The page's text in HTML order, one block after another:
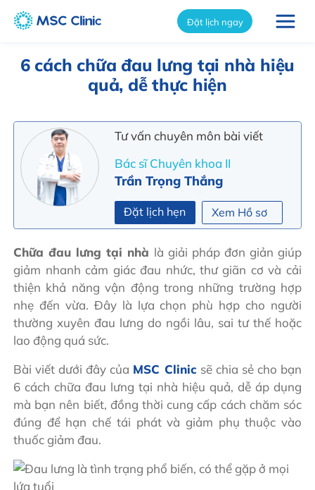
Đặt lịch ngay
6 cách chữa đau lưng tại nhà hiệu
quả, dễ thực hiện
Tư vấn chuyên môn bài viết
Bác sĩ Chuyên khoa II
Trần Trọng Thắng
Đặt lịch hẹn Xem Hồ sơ
Chữa đau lưng tại nhà là giải pháp đơn giản giúp
giảm nhanh cảm giác đau nhức, thư giãn cơ và cải
thiện khả năng vận động trong những trường hợp
nhẹ đến vừa. Đây là lựa chọn phù hợp cho người
thường xuyên đau lưng do ngồi lâu, sai tư thế hoặc
lao động quá sức.
Bài viết dưới đây của MSC Clinic sẽ chia sẻ cho bạn
6 cách chữa đau lưng tại nhà hiệu quả, dễ áp dụng
mà bạn nên biết, đồng thời cung cấp cách chăm sóc
đúng để hạn chế tái phát và giảm phụ thuộc vào
thuốc giảm đau.